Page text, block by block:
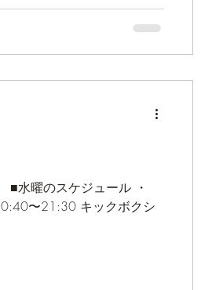
水曜のスケジュール ・
〜21:30 キックボクシ